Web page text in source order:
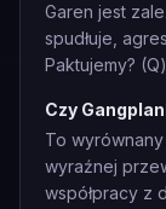
Garen jest
spudłuje,
Paktujemy?
Czy
To
wyraźnej
współpracy z